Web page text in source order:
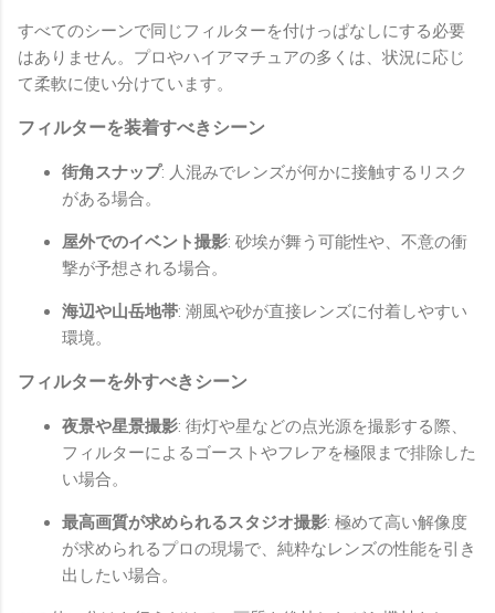
すべてのシーンで同じフィルターを付けっぱなしにする必要
はありません。プロやハイアマチュアの多くは、状況に応じ
て柔軟に使い分けています。
フィルターを装着すべきシーン
街角スナップ: 人混みでレンズが何かに接触するリスク
がある場合。
屋外でのイベント撮影: 砂埃が舞う可能性や、不意の衝
撃が予想される場合。
海辺や山岳地帯: 潮風や砂が直接レンズに付着しやすい
環境。
フィルターを外すべきシーン
夜景や星景撮影: 街灯や星などの点光源を撮影する際、
フィルターによるゴーストやフレアを極限まで排除した
い場合。
最高画質が求められるスタジオ撮影: 極めて高い解像度
が求められるプロの現場で、純粋なレンズの性能を引き
出したい場合。